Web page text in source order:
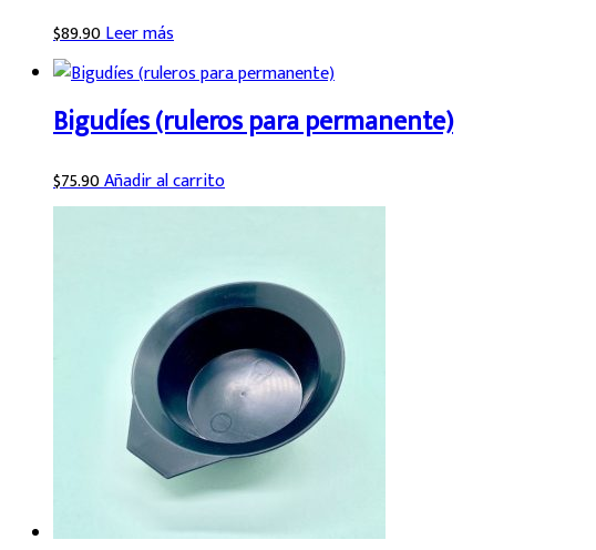
$89.90Leer más
Bigudíes (ruleros para permanente)
$75.90Añadir al carrito